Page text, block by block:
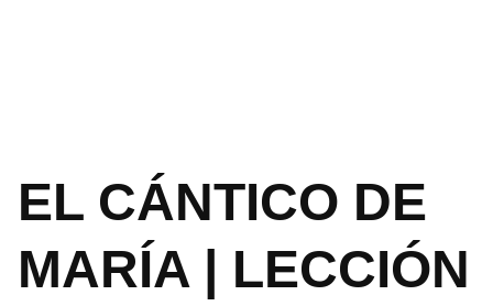
EL CÁNTICO DE
MARÍA | LECCIÓN